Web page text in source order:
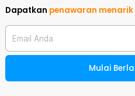
Dapatkan penawaran menarik
Email Anda
Mulai